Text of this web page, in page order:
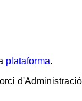
plataforma.
d'Administració